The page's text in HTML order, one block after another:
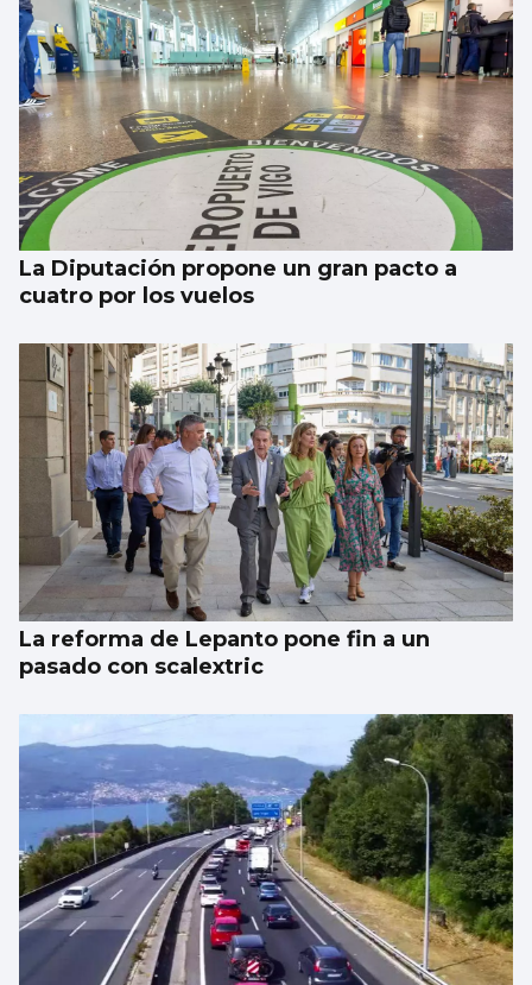
La Diputación propone un gran pacto a
cuatro por los vuelos
La reforma de Lepanto pone fin a un
pasado con scalextric